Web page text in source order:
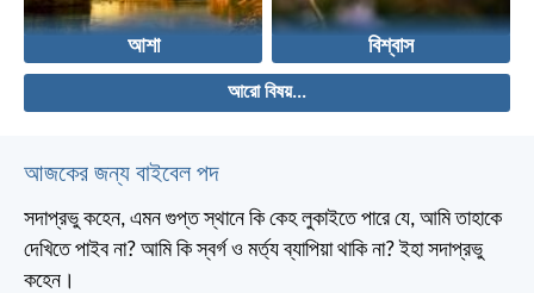
আশা বিশ্বাস
আরো বিষয়...
আজকের জন্য বাইবেল পদ
সদাপ্রভু কহেন, এমন গুপ্ত স্থানে কি কেহ লুকাইতে পারে যে, আমি তাহাকে
দেখিতে পাইব না? আমি কি স্বর্গ ও মর্ত্য ব্যাপিয়া থাকি না? ইহা সদাপ্রভু
কহেন।